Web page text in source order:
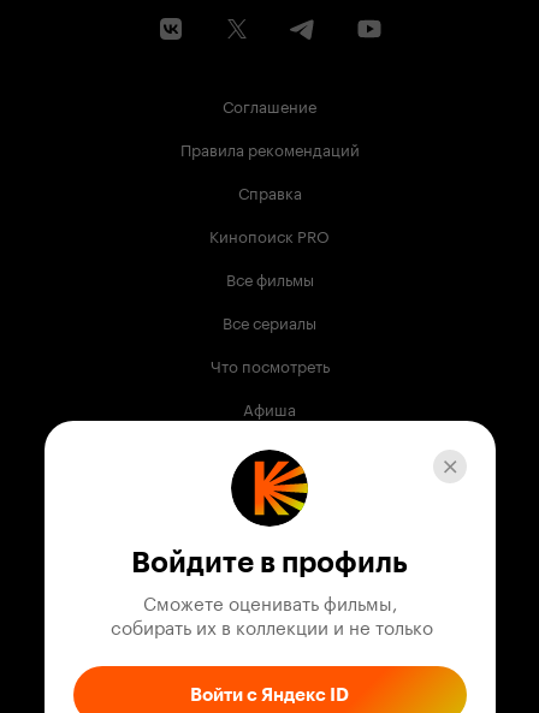
Соглашение
Правила рекомендаций
Справка
Кинопоиск PRO
Все фильмы
Все сериалы
Что посмотреть
Афиша
Музыка
Телепрограмма
Служба поддержки
Войдите в профиль
Сможете оценивать фильмы,
собирать их в коллекции и не только
Войти с Яндекс ID